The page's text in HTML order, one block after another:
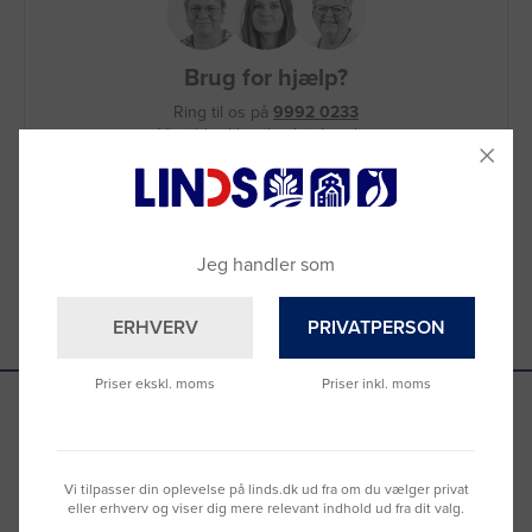
Brug for hjælp?
Ring til os på 9992 0233
Vi sidder klar til at hjælpe dig.
Du kan også kontakte din lokale sælger
– se oversigten her
Jeg handler som
ERHVERV
Priser ekskl. moms
PRIVATPERSON
Priser inkl. moms
Vi tilpasser din oplevelse på linds.dk ud fra om du vælger privat
eller erhverv og viser dig mere relevant indhold ud fra dit valg.